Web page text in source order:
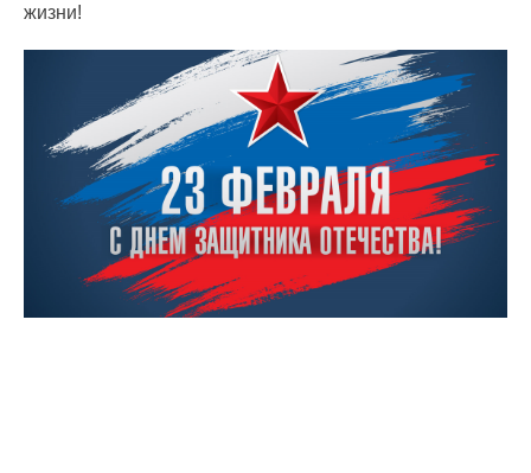
жизни!